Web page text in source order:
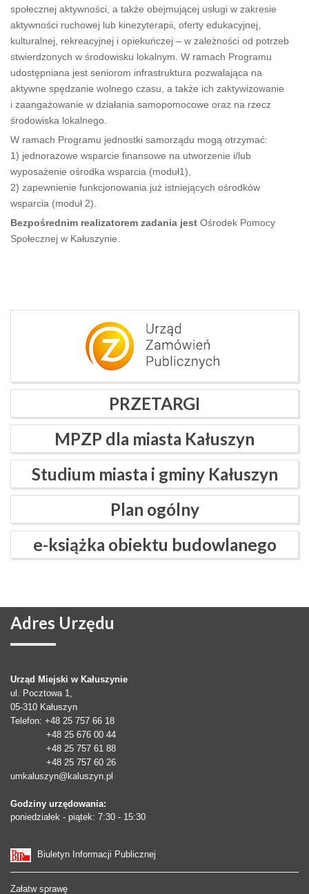
społecznej aktywności, a także obejmującej usługi w zakresie
aktywności ruchowej lub kinezyterapii, oferty edukacyjnej,
kulturalnej, rekreacyjnej i opiekuńczej – w zależności od potrzeb
stwierdzonych w środowisku lokalnym. W ramach Programu
udostępniana jest seniorom infrastruktura pozwalająca na
aktywne spędzanie wolnego czasu, a także ich zaktywizowanie
i zaangażowanie w działania samopomocowe oraz na rzecz
środowiska lokalnego.
W ramach Programu jednostki samorządu mogą otrzymać:
1) jednorazowe wsparcie finansowe na utworzenie i/lub
wyposażenie ośrodka wsparcia (moduł1),
2) zapewnienie funkcjonowania już istniejących ośrodków
wsparcia (moduł 2).
Bezpośrednim realizatorem zadania jest Ośrodek Pomocy
Społecznej w Kałuszynie.
PRZETARGI
MPZP dla miasta Kałuszyn
Studium miasta i gminy Kałuszyn
Plan ogólny
e-książka obiektu budowlanego
Adres Urzędu
Urząd Miejski w Kałuszynie
ul. Pocztowa 1,
05-310 Kałuszyn
Telefon: +48 25 757 66 18
+48 25 676 00 44
+48 25 757 61 88
+48 25 757 60 26
umkaluszyn@kaluszyn.pl
Godziny urzędowania:
poniedziałek - piątek: 7:30 - 15:30
Biuletyn Informacji Publicznej
Załatw sprawę